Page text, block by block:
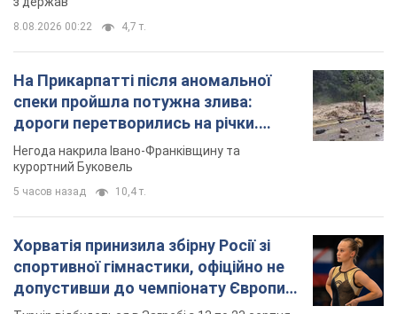
Хорватія принизила збірну Росії зі
спортивної гімнастики, офіційно не
допустивши до чемпіонату Європи
основних спортсменів
5 часов назад 8,5 т.